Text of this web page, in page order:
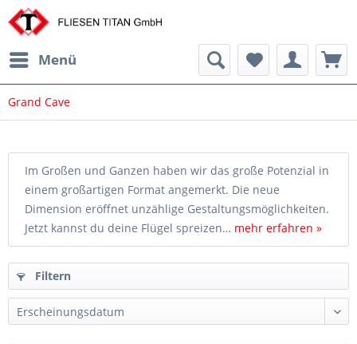
Menü
Grand Cave
Im Großen und Ganzen haben wir das große Potenzial in
einem großartigen Format angemerkt. Die neue
Dimension eröffnet unzählige Gestaltungsmöglichkeiten.
Jetzt kannst du deine Flügel spreizen… mehr erfahren »
Filtern